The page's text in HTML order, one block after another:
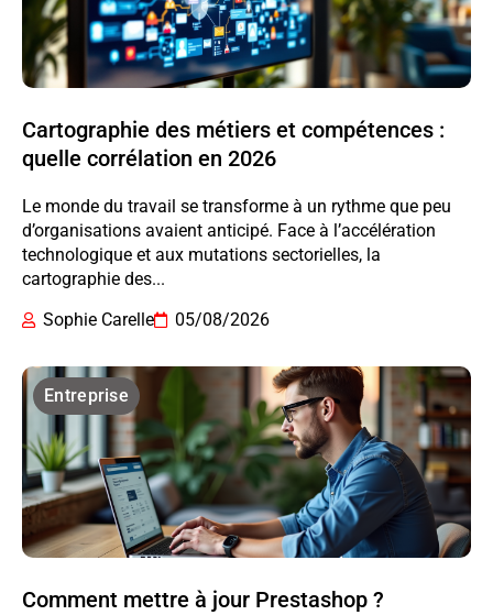
Cartographie des métiers et compétences :
quelle corrélation en 2026
Le monde du travail se transforme à un rythme que peu
d’organisations avaient anticipé. Face à l’accélération
technologique et aux mutations sectorielles, la
cartographie des...
Sophie Carelle
05/08/2026
Entreprise
Comment mettre à jour Prestashop ?